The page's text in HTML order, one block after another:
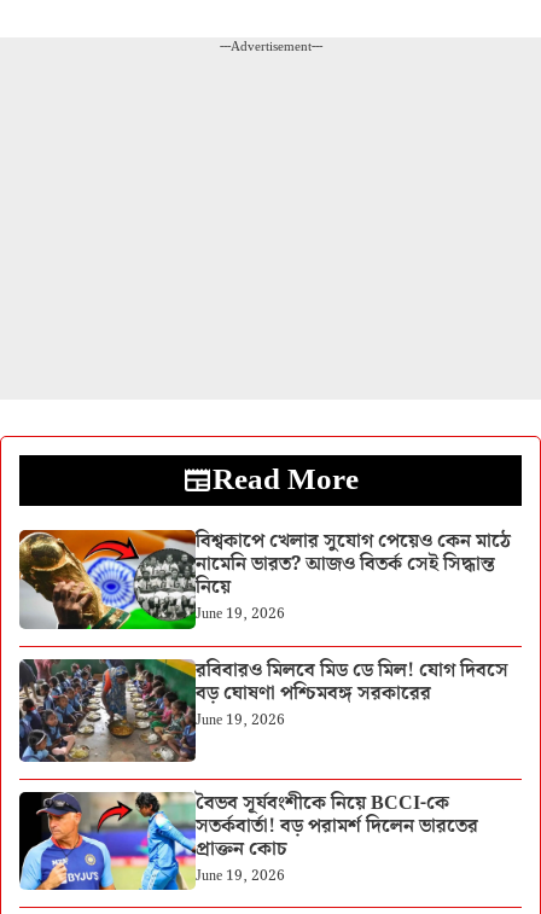
---Advertisement---
Read More
বিশ্বকাপে খেলার সুযোগ পেয়েও কেন মাঠে
নামেনি ভারত? আজও বিতর্ক সেই সিদ্ধান্ত
নিয়ে
June 19, 2026
রবিবারও মিলবে মিড ডে মিল! যোগ দিবসে
বড় ঘোষণা পশ্চিমবঙ্গ সরকারের
June 19, 2026
বৈভব সূর্যবংশীকে নিয়ে BCCI-কে
সতর্কবার্তা! বড় পরামর্শ দিলেন ভারতের
প্রাক্তন কোচ
June 19, 2026